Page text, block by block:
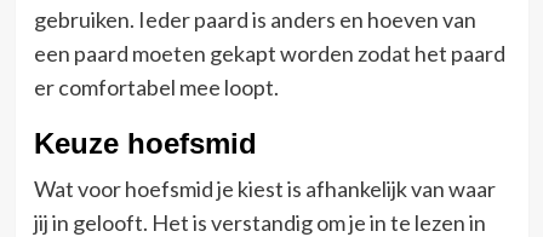
gebruiken. Ieder paard is anders en hoeven van
een paard moeten gekapt worden zodat het paard
er comfortabel mee loopt.
Keuze hoefsmid
Wat voor hoefsmid je kiest is afhankelijk van waar
jij in gelooft. Het is verstandig om je in te lezen in